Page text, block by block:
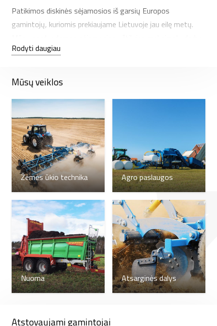
Patikimos diskinės sėjamosios iš garsių Europos
gamintojų, kuriomis prekiaujame Lietuvoje jau eilę metų.
efektyvumą įvairiomis sėjos sąlygomis –
3m. grūdų diskines sėjamosios
nuomos paslauga ir ne tik atlikti kokybiškai darbą, bet ir
sėjamąją išbandyti realiomis sąlygomis.
No-tillsėjamoji gali sėti tiesiogiai į ražieną, įterpia trąšas ir
turi stiprų sėjos aparatą. Sėjamosios sukurtos sėjai į
ražieną padeda efektyviai taupyti ūkio išlaidas ir palengvina
darbą. Šioms sėjamosioms dažniausiai galingo traktoriaus
nereikia, nes didžiausią darbą atlieką sėjos aparatas.
Juostinės sėjamosiostinka sėjai į ražieną, išdirbamos
sėklų eilutės į kurias sėjos diskas pasėja sėkla. Norint sėti
taikantStrip-tilltechnologiją reikalingas galingas
traktorius, 4 metrų modeliams rekomenduojamas
traktorius nuo 220 AG. Šiasbearimines sėjamąsias
Rodyti daugiau
Mūsų veiklos
Žemės ūkio technika Agro paslaugos
Nuoma Atsarginės dalys
Atstovaujami gamintojai